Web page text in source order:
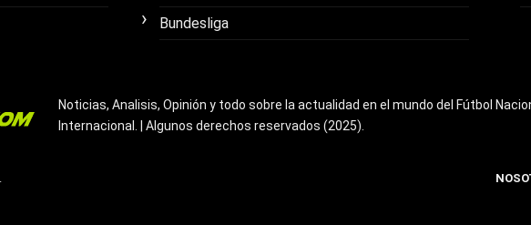
Bundesliga
Noticias, Analisis, Opinión y todo sobre la actualidad en el mundo del Fútbol
Internacional. | Algunos derechos reservados (2025).